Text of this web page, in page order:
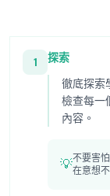
1
探索
徹底探索
檢查每一
內容。
💡不要害
在意想